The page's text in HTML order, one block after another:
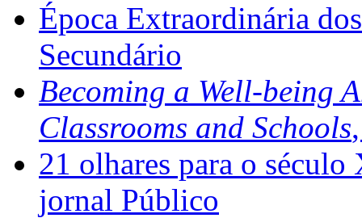
Época Extraordinária
Secundário
Becoming a Well-being
Classrooms and Schools
21 olhares para o
jornal Público